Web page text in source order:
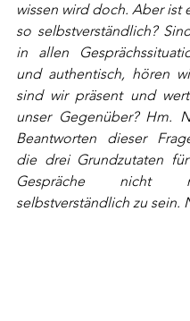
wissen wird doch. Aber ist
so selbstverständlich?
in allen
und authentisch, hören
sind wir präsent und
unser Gegenüber? Hm.
Beantworten dieser
die drei Grundzutaten
Gespräche nicht
selbstverständlich zu sein.